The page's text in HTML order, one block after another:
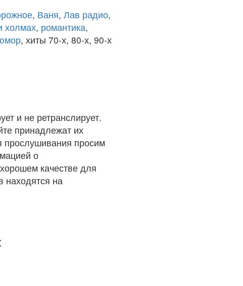
, Ваня, Лав радио,
холмах, романтика,
, хиты 70-х, 80-х, 90-х
и не ретранслирует.
принадлежат их
прослушивания просим
о
качестве для
находятся на